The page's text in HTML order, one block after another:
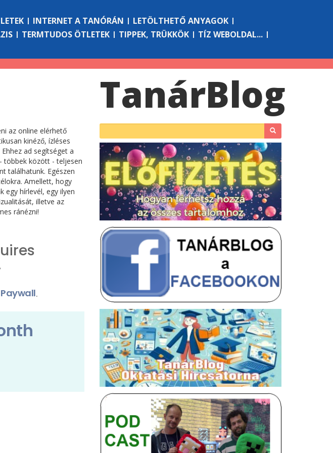
INTERNET A TANÓRÁN
LETÖLTHETŐ ANYAGOK
TERMTUDOS ÖTLETEK TIPPEK, TRÜKKÖK
TÍZ WEBOLDAL...
az online elérhető
kinéző, ízléses
ad segítséget a
többek között - teljesen
találhatunk. Egészen
Amellett, hogy
egy hírlevél, egy ilyen
illetve az
ránézni!
TanárBlog